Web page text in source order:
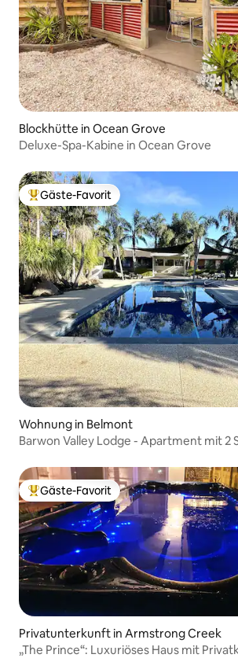
Blockhütte in Ocean Grove
Deluxe-Spa-Kabine in Ocean Grove
Beliebter Gäste-Favorit.
Gäste-Favorit
Wohnung in Belmont
Barwon Valley Lodge - Apartment mit 2
Beliebter Gäste-Favorit.
Gäste-Favorit
Privatunterkunft in Armstrong Creek
„The Prince“: Luxuriöses Haus mit